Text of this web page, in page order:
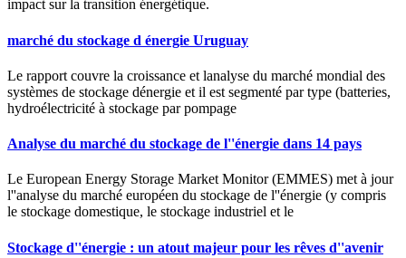
impact sur la transition énergétique.
marché du stockage d énergie Uruguay
Le rapport couvre la croissance et lanalyse du marché mondial des
systèmes de stockage dénergie et il est segmenté par type (batteries,
hydroélectricité à stockage par pompage
Analyse du marché du stockage de l''énergie dans 14 pays
Le European Energy Storage Market Monitor (EMMES) met à jour
l''analyse du marché européen du stockage de l''énergie (y compris
le stockage domestique, le stockage industriel et le
Stockage d''énergie : un atout majeur pour les rêves d''avenir